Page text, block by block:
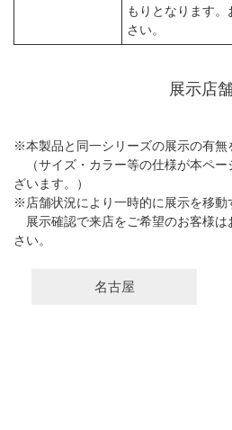
もりとなります
さい。
展示店舗
※本製品と同一シリーズの展示の有無
（サイズ・カラー等の仕様が本ペー
ざいます。）
※店舗状況により一時的に展示を移動
展示確認で来店をご希望のお客様は
さい。
名古屋